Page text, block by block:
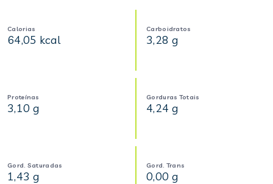
Calorias
64,05 kcal
Carboidratos
3,28 g
Proteínas
3,10 g
Gorduras Totais
4,24 g
Gord. Saturadas
1,43 g
Gord. Trans
0,00 g